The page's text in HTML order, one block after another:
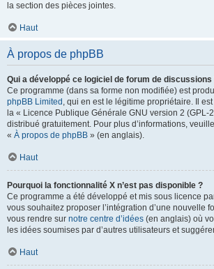
la section des pièces jointes.
Haut
À propos de phpBB
Qui a développé ce logiciel de forum de discussions
Ce programme (dans sa forme non modifiée) est
phpBB Limited , qui en est le légitime propriétaire. Il
la « Licence Publique Générale GNU version 2 (GPL-
distribué gratuitement. Pour plus d’informations,
« À propos de phpBB » (en anglais).
Haut
Pourquoi la fonctionnalité X n’est pas disponible ?
Ce programme a été développé et mis sous licence
vous souhaitez proposer l’intégration d’une nouvelle
vous rendre sur notre centre d’idées (en anglais) où
les idées soumises par d’autres utilisateurs et
Haut